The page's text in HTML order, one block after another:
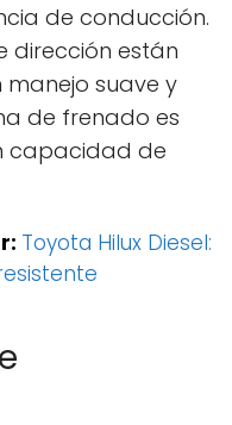
de conducción.
dirección están
suave y
de frenado es
capacidad de
Toyota Hilux Diesel: